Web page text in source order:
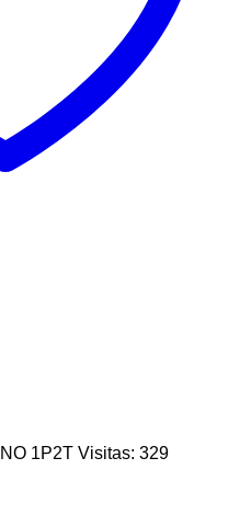
1P2T Visitas: 329